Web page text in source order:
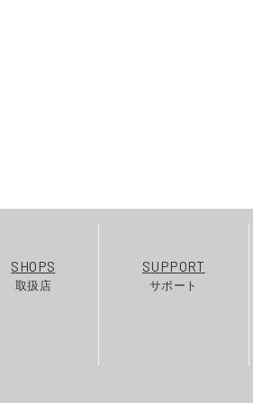
SHOPS
取扱店
SUPPORT
サポート